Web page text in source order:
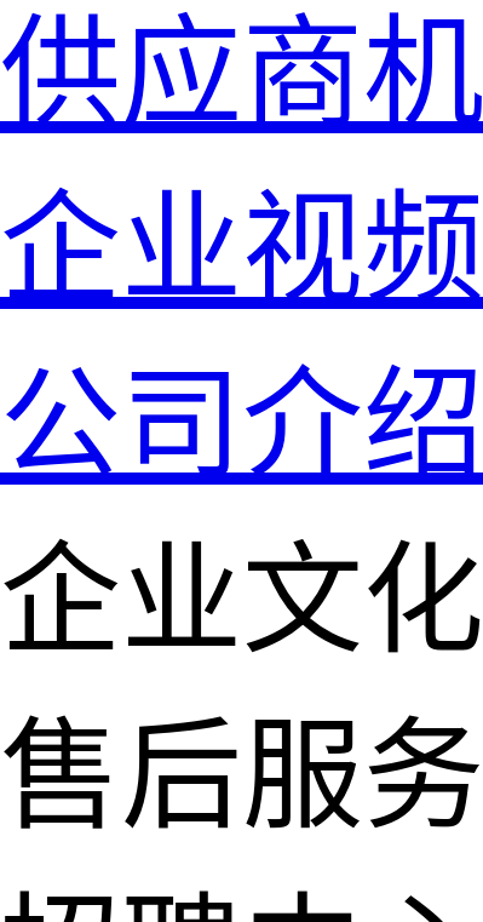
供应商机
企业视频
公司介绍
企业文化
售后服务